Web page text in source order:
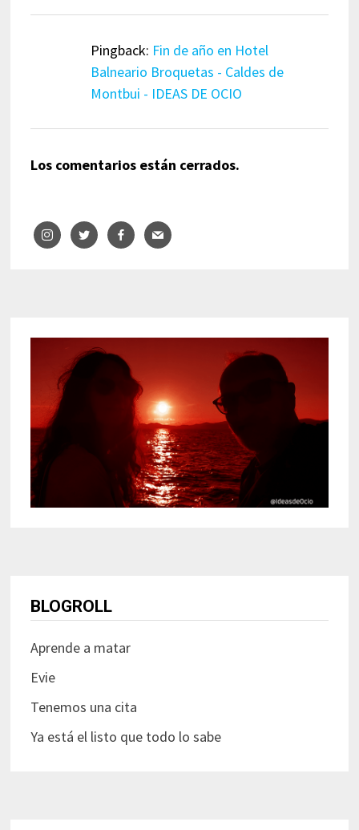
Pingback: Fin de año en Hotel
Balneario Broquetas - Caldes de
Montbui - IDEAS DE OCIO
Los comentarios están cerrados.
BLOGROLL
Aprende a matar
Evie
Tenemos una cita
Ya está el listo que todo lo sabe